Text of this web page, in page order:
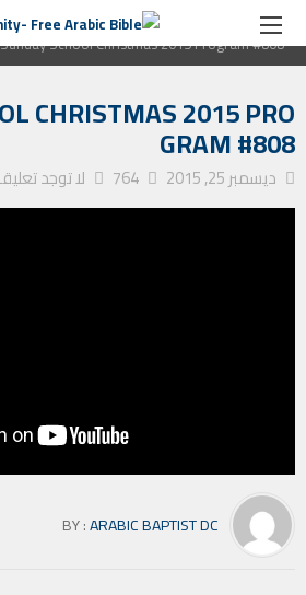
الصفحة الرئيسية
برنامج رسالة من القلب
Sunday School Christmas 2015 Program #808
CHRISTMAS 2015 PRO
GRAM #808
ديسمبر 25, 2015 764 لا توجد
BY :ARABIC BAPTIST DC